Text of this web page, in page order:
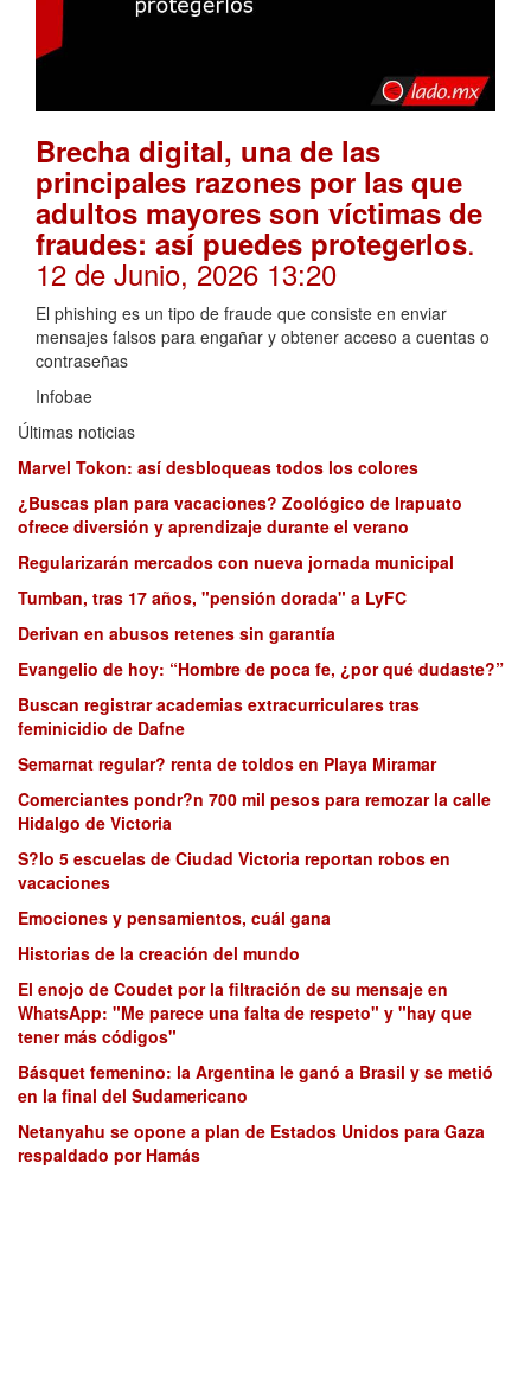
Brecha digital, una de las
principales razones por las que
adultos mayores son víctimas de
fraudes: así puedes protegerlos.
12 de Junio, 2026 13:20
El phishing es un tipo de fraude que consiste en enviar
mensajes falsos para engañar y obtener acceso a cuentas o
contraseñas
Infobae
Últimas noticias
Marvel Tokon: así desbloqueas todos los colores
¿Buscas plan para vacaciones? Zoológico de Irapuato
ofrece diversión y aprendizaje durante el verano
Regularizarán mercados con nueva jornada municipal
Tumban, tras 17 años, "pensión dorada" a LyFC
Derivan en abusos retenes sin garantía
Evangelio de hoy: “Hombre de poca fe, ¿por qué dudaste?”
Buscan registrar academias extracurriculares tras
feminicidio de Dafne
Semarnat regular? renta de toldos en Playa Miramar
Comerciantes pondr?n 700 mil pesos para remozar la calle
Hidalgo de Victoria
S?lo 5 escuelas de Ciudad Victoria reportan robos en
vacaciones
Emociones y pensamientos, cuál gana
Historias de la creación del mundo
El enojo de Coudet por la filtración de su mensaje en
WhatsApp: "Me parece una falta de respeto" y "hay que
tener más códigos"
Básquet femenino: la Argentina le ganó a Brasil y se metió
en la final del Sudamericano
Netanyahu se opone a plan de Estados Unidos para Gaza
respaldado por Hamás